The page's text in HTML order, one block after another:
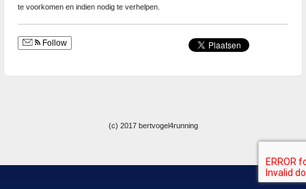
te voorkomen en indien nodig te verhelpen.
Follow
(c) 2017 bertvogel4running